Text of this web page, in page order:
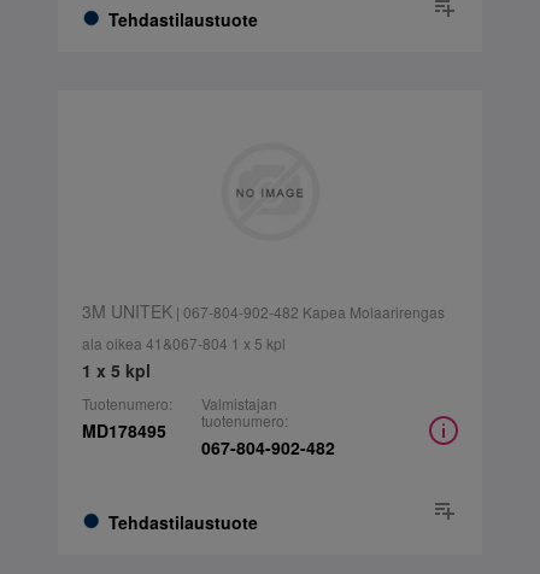
Tehdastilaustuote
3M UNITEK| 067-804-902-482 Kapea Molaarirengas
ala oikea 41&067-804 1 x 5 kpl
1 x 5 kpl
Tuotenumero:
MD178495
Tehdastilaustuote
Valmistajan
tuotenumero:
067-804-902-482